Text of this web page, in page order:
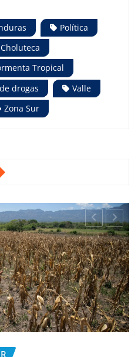
Política
Tropical
drogas
Valle
Zona Sur